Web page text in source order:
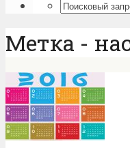
Метка -